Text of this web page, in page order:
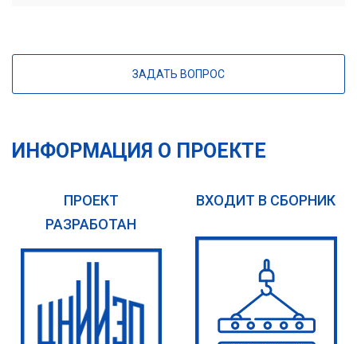
ЗАДАТЬ ВОПРОС
ИНФОРМАЦИЯ О ПРОЕКТЕ
ПРОЕКТ
РАЗРАБОТАН
ВХОДИТ В СБОРНИК